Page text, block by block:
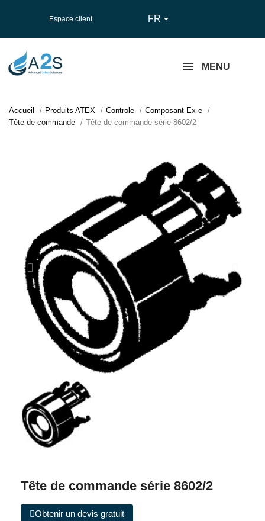
Espace client FR 
MENU
Accueil Produits ATEX Controle
Composant Ex e
Tête de commande
Tête de commande série 8602/2
Tête de commande série 8602/2
Obtenir un devis gratuit